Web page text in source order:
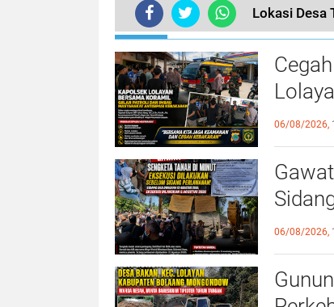
Lokasi Desa
TERKINI
06/08/2026,
Jadi
06/08/2026,